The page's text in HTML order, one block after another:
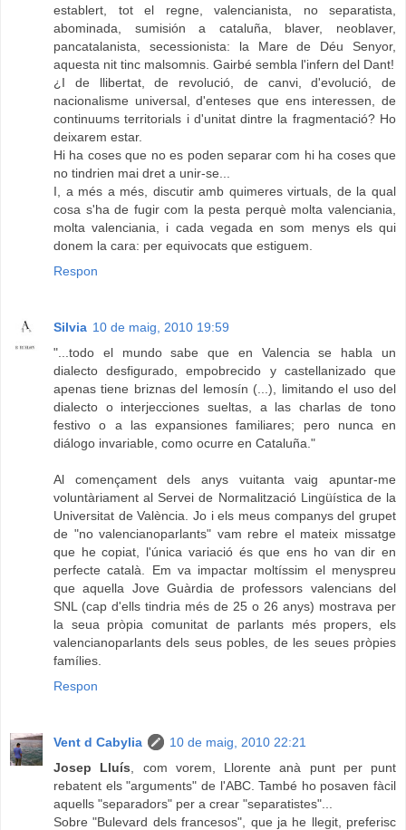
establert, tot el regne, valencianista, no separatista,
abominada, sumisión a cataluña, blaver, neoblaver,
pancatalanista, secessionista: la Mare de Déu Senyor,
aquesta nit tinc malsomnis. Gairbé sembla l'infern del Dant!
¿I de llibertat, de revolució, de canvi, d'evolució, de
nacionalisme universal, d'enteses que ens interessen, de
continuums territorials i d'unitat dintre la fragmentació? Ho
deixarem estar.
Hi ha coses que no es poden separar com hi ha coses que
no tindrien mai dret a unir-se...
I, a més a més, discutir amb quimeres virtuals, de la qual
cosa s'ha de fugir com la pesta perquè molta valenciania,
molta valenciania, i cada vegada en som menys els qui
donem la cara: per equivocats que estiguem.
Respon
Silvia 10 de maig, 2010 19:59
"...todo el mundo sabe que en Valencia se habla un
dialecto desfigurado, empobrecido y castellanizado que
apenas tiene briznas del lemosín (...), limitando el uso del
dialecto o interjecciones sueltas, a las charlas de tono
festivo o a las expansiones familiares; pero nunca en
diálogo invariable, como ocurre en Cataluña."
Al començament dels anys vuitanta vaig apuntar-me
voluntàriament al Servei de Normalització Lingüística de la
Universitat de València. Jo i els meus companys del grupet
de "no valencianoparlants" vam rebre el mateix missatge
que he copiat, l'única variació és que ens ho van dir en
perfecte català. Em va impactar moltíssim el menyspreu
que aquella Jove Guàrdia de professors valencians del
SNL (cap d'ells tindria més de 25 o 26 anys) mostrava per
la seua pròpia comunitat de parlants més propers, els
valencianoparlants dels seus pobles, de les seues pròpies
famílies.
Respon
Vent d Cabylia
10 de maig, 2010 22:21
Josep Lluís , com vorem, Llorente anà punt per punt
rebatent els "arguments" de l'ABC. També ho posaven fàcil
aquells "separadors" per a crear "separatistes"...
Sobre "Bulevard dels francesos", que ja he llegit, preferisc